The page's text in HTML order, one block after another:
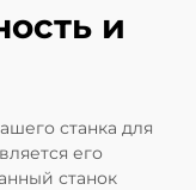
и
станка для
его
станок